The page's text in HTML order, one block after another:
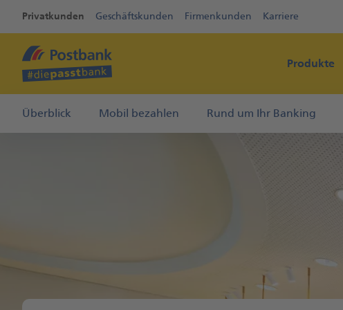
Privatkunden Geschäftskunden Firmenkunden Karriere
Produkte
Überblick Mobil bezahlen Rund um Ihr Banking